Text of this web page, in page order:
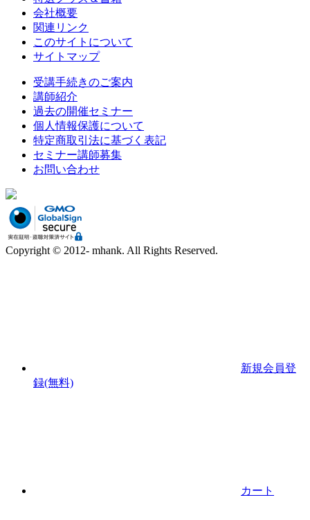
会社概要
関連リンク
このサイトについて
サイトマップ
受講手続きのご案内
講師紹介
過去の開催セミナー
個人情報保護について
特定商取引法に基づく表記
セミナー講師募集
お問い合わせ
Copyright © 2012- mhank. All Rights Reserved.
新規会員登
録(無料)
カート